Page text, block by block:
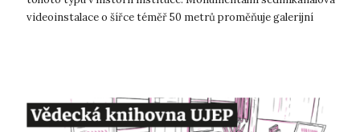
videoinstalace o šířce téměř 50 metrů proměňuje galerijní